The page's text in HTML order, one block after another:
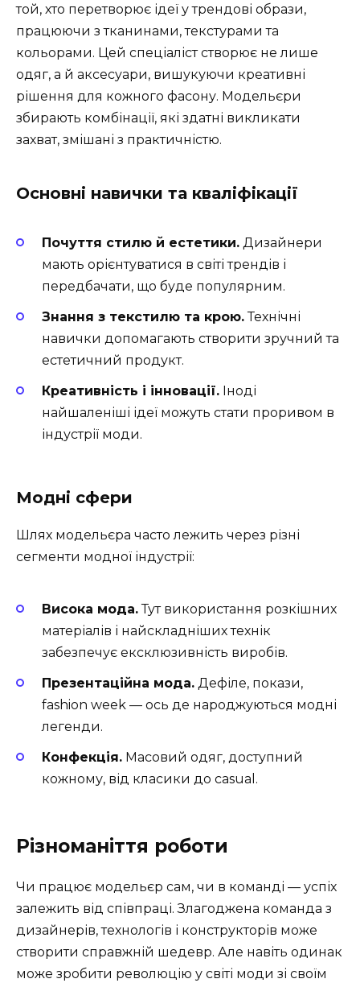
той, хто перетворює ідеї у трендові образи,
працюючи з тканинами, текстурами та
кольорами. Цей спеціаліст створює не лише
одяг, а й аксесуари, вишукуючи креативні
рішення для кожного фасону. Модельєри
збирають комбінації, які здатні викликати
захват, змішані з практичністю.
Основні навички та кваліфікації
Почуття стилю й естетики. Дизайнери
мають орієнтуватися в світі трендів і
передбачати, що буде популярним.
Знання з текстилю та крою.Технічні
навички допомагають створити зручний та
естетичний продукт.
Креативність і інновації. Іноді
найшаленіші ідеї можуть стати проривом в
індустрії моди.
Модні сфери
Шлях модельєра часто лежить через різні
сегменти модної індустрії:
Висока мода.Тут використання розкішних
матеріалів і найскладніших технік
забезпечує ексклюзивність виробів.
Презентаційна мода. Дефіле, покази,
fashion week — ось де народжуються модні
легенди.
Конфекція. Масовий одяг, доступний
кожному, від класики до casual.
Різноманіття роботи
Чи працює модельєр сам, чи в команді — успіх
залежить від співпраці. Злагоджена команда з
дизайнерів, технологів і конструкторів може
створити справжній шедевр. Але навіть одинак
може зробити революцію у світі моди зі своїм